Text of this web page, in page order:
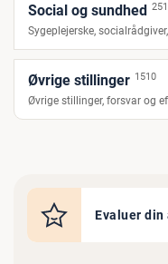
Social og sundhed
Sygeplejerske,
Øvrige stillinger 1510
Øvrige stillinger, forsvar og
Evaluer